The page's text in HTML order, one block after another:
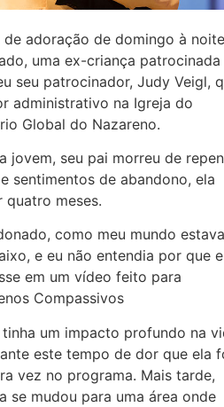
adoração de domingo à
uma ex-criança patrocinada
seu patrocinador, Judy Veigl,
administrativo na Igreja do
Global do Nazareno.
jovem, seu pai morreu de
sentimentos de abandono, ela
meses.
como meu mundo estava
e eu não entendia por que
em um vídeo feito para
Compassivos
um impacto profundo na
este tempo de dor que ela
vez no programa. Mais tarde,
se mudou para uma área onde